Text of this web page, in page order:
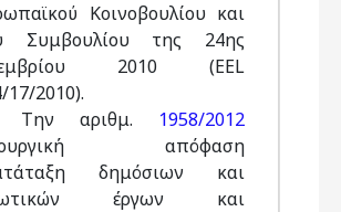
Κοινοβουλίου και
Συμβουλίου της 24ης
2010 (EEL
17/2010).
Την αριθμ. 1958/2012
απόφαση
δημόσιων και
έργων και